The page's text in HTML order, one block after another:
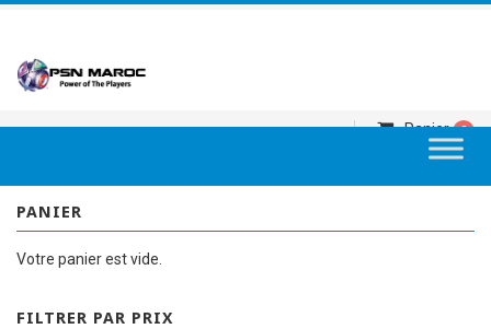
Panier 0
PANIER
Votre panier est vide.
FILTRER PAR PRIX